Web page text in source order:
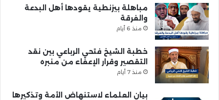
مباهلة بيزنطية يقودها أهل البدعة
والفرقة
منذ 6 أيام
خطبة الشيخ فتحي الرباعي بين نقد
التقصير وقرار الإعفاء من منبره
منذ 7 أيام
بيان العلماء لاستنهاض الأمة وتذكيرها